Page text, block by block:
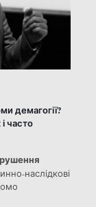
демагогії?
часто
наслідкові